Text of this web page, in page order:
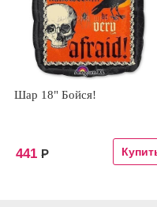
Шар 18" Бойся!
441 Р